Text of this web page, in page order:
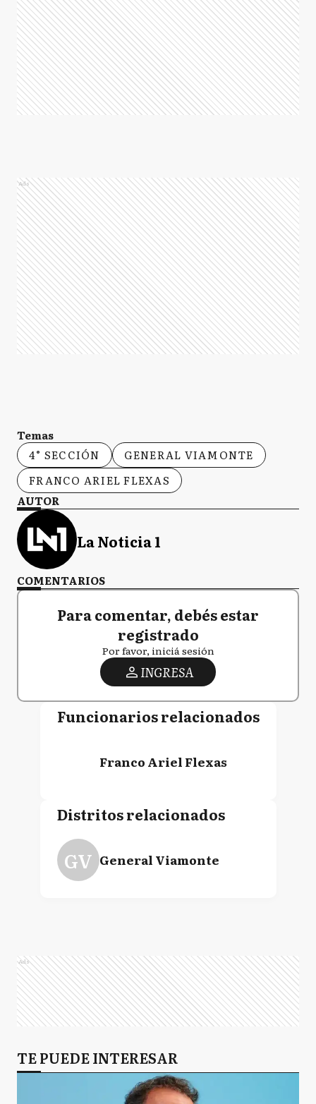
Ads
Temas
4° SECCIÓN
GENERAL VIAMONTE
FRANCO ARIEL FLEXAS
AUTOR
La Noticia 1
COMENTARIOS
Para comentar, debés estar
registrado
Por favor, iniciá sesión
INGRESA
Funcionarios relacionados
Franco Ariel Flexas
Distritos relacionados
GV General Viamonte
Ads
TE PUEDE INTERESAR